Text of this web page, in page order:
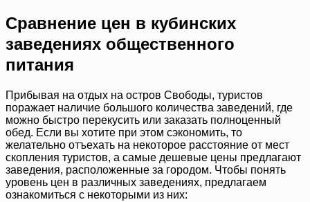
Сравнение цен в кубинских
заведениях общественного
питания
Прибывая на отдых на остров Свободы, туристов
поражает наличие большого количества заведений, где
можно быстро перекусить или заказать полноценный
обед. Если вы хотите при этом сэкономить, то
желательно отъехать на некоторое расстояние от мест
скопления туристов, а самые дешевые цены предлагают
заведения, расположенные за городом. Чтобы понять
уровень цен в различных заведениях, предлагаем
ознакомиться с некоторыми из них: